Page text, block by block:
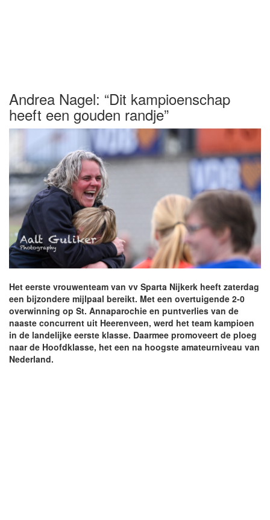
Andrea Nagel: “Dit kampioenschap
heeft een gouden randje”
Het eerste vrouwenteam van vv Sparta Nijkerk heeft zaterdag
een bijzondere mijlpaal bereikt. Met een overtuigende 2-0
overwinning op St. Annaparochie en puntverlies van de
naaste concurrent uit Heerenveen, werd het team kampioen
in de landelijke eerste klasse. Daarmee promoveert de ploeg
naar de Hoofdklasse, het een na hoogste amateurniveau van
Nederland.